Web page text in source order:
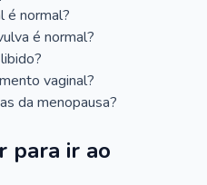
é normal?
é normal?
vaginal?
da menopausa?
para ir ao